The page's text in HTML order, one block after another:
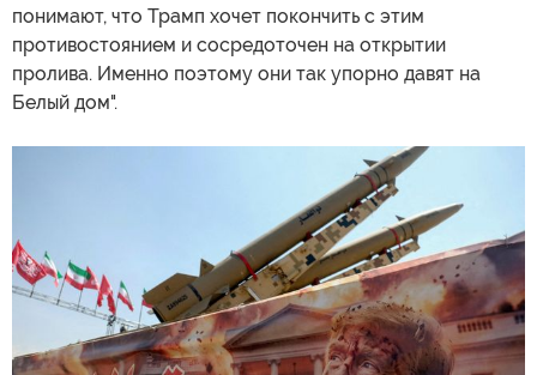
понимают, что Трамп хочет покончить с этим
противостоянием и сосредоточен на открытии
пролива. Именно поэтому они так упорно давят на
Белый дом".